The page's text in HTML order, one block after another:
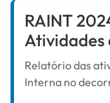
RAINT
Atividades
Relatório das
Interna no